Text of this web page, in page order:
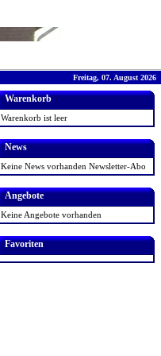
Freitag, 07. August 2026
Warenkorb
Warenkorb ist leer
News
Keine News vorhanden Newsletter-Abo
Angebote
Keine Angebote vorhanden
Favoriten